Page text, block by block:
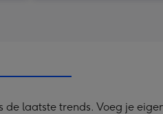
laatste trends. Voeg je